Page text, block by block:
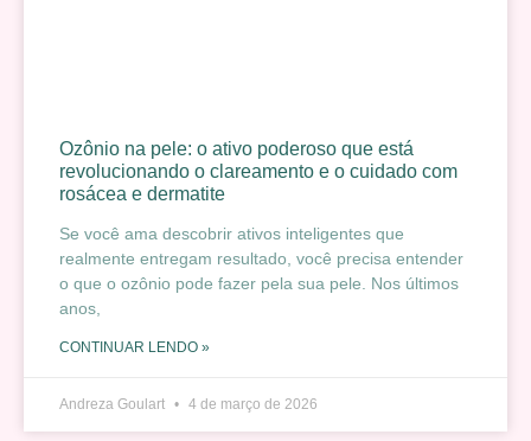
Ozônio na pele: o ativo poderoso que está
revolucionando o clareamento e o cuidado com
rosácea e dermatite
Se você ama descobrir ativos inteligentes que
realmente entregam resultado, você precisa entender
o que o ozônio pode fazer pela sua pele. Nos últimos
anos,
CONTINUAR LENDO »
Andreza Goulart 4 de março de 2026